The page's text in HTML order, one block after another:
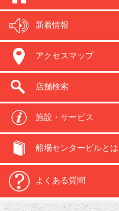
新着情報
アクセスマップ
店舗検索
施設・サービス
船場センタービルとは
よくある質問